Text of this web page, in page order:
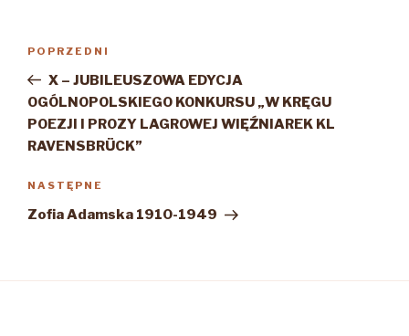
Poprzedni
wpis
POPRZEDNI
X – JUBILEUSZOWA EDYCJA
OGÓLNOPOLSKIEGO KONKURSU „W KRĘGU
POEZJI I PROZY LAGROWEJ WIĘŹNIAREK KL
RAVENSBRÜCK”
Następny
wpis
NASTĘPNE
Zofia Adamska 1910-1949